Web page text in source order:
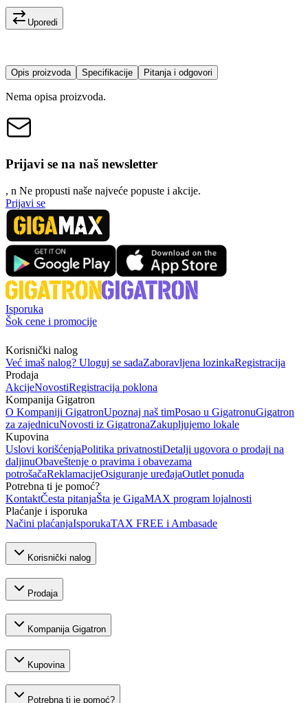
Uporedi
Opis proizvoda Specifikacije Pitanja i odgovori
Nema opisa proizvoda.
Prijavi se na naš newsletter
, n Ne propusti naše najveće popuste i akcije.
Prijavi se
Isporuka
Šok cene i promocije
Korisnički nalog
Već imaš nalog? Uloguj se sadaZaboravljena lozinkaRegistracija
Prodaja
AkcijeNovostiRegistracija poklona
Kompanija Gigatron
O Kompaniji GigatronUpoznaj naš timPosao u GigatronuGigatron
za zajednicuNovosti iz GigatronaZakupljujemo lokale
Kupovina
Uslovi korišćenjaPolitika privatnostiDetalji ugovora o prodaji na
daljinuObaveštenje o pravima i obavezama
potrošačaReklamacijeOsiguranje uređajaOutlet ponuda
Potrebna ti je pomoć?
KontaktČesta pitanjaŠta je GigaMAX program lojalnosti
Plaćanje i isporuka
Načini plaćanjaIsporukaTAX FREE i Ambasade
Korisnički nalog
Prodaja
Kompanija Gigatron
Kupovina
Potrebna ti je pomoć?